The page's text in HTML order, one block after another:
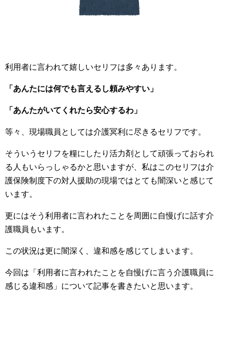
利用者に言われて嬉しいセリフは多々あります。
「あんたには何でも言えるし頼みやすい」
「あんたがいてくれたら安心するわ」
等々、現場職員としては介護冥利に尽きるセリフです。
そういうセリフを糧にしたり活力剤として頑張っておられ
る人もいらっしゃるかと思いますが、私はこのセリフは介
護保険制度下の対人援助の現場ではとても闇深いと感じて
います。
更にはそう利用者に言われたことを周囲に自慢げに話す介
護職員もいます。
この状況は更に闇深く、違和感を感じてしまいます。
今回は「利用者に言われたことを自慢げに言う介護職員に
感じる違和感」について記事を書きたいと思います。